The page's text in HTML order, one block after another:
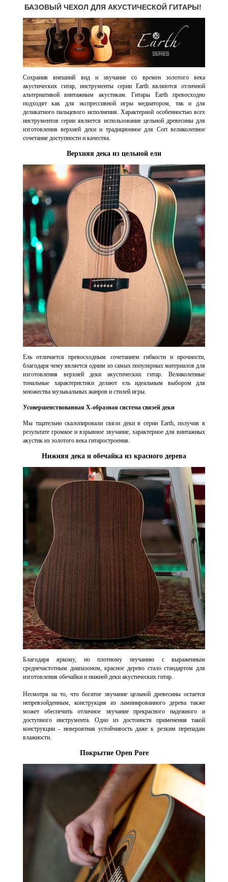
БАЗОВЫЙ ЧЕХОЛ ДЛЯ АКУСТИЧЕСКОЙ ГИТАРЫ!
Сохранив внешний вид и звучание со времен золотого века
акустических гитар, инструменты серии Earth являются отличной
альтернативой винтажным акустикам. Гитары Earth превосходно
подходят как для экспрессивной игры медиатором, так и для
деликатного пальцевого исполнения. Характерной особенностью всех
инструментов серии является использование цельной древесины для
изготовления верхней деки и традиционное для Cort великолепное
сочетание доступности и качества.
Верхняя дека из цельной ели
Ель отличается превосходным сочетанием гибкости и прочности,
благодаря чему является одним из самых популярных материалов для
изготовления верхней деки акустических гитар. Великолепные
тональные характеристики делают ель идеальным выбором для
множества музыкальных жанров и стилей игры.
Усовершенствованная X-образная система связей деки
Мы тщательно скалопировали связи деки в серии Earth, получив в
результате громкое и взрывное звучание, характерное для винтажных
акустик из золотого века гитаростроения.
Нижняя дека и обечайка из красного дерева
Благодаря яркому, но плотному звучанию с выраженным
среднечастотным диапазоном, красное дерево стало стандартом для
изготовления обечайки и нижней деки акустических гитар.
Несмотря на то, что богатое звучание цельной древесины остается
непревзойденным, конструкция из ламинированного дерева также
может обеспечить отличное звучание прекрасного надежного и
доступного инструмента. Одно из достоинств применения такой
конструкции - невероятная устойчивость даже к резким перепадам
влажности.
Покрытие Open Pore